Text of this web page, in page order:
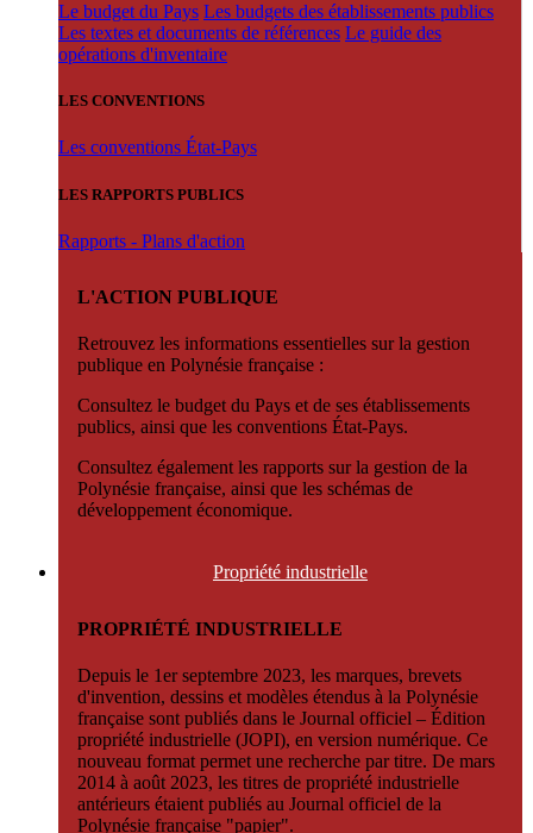
Le budget du Pays Les budgets des établissements publics
Les textes et documents de références Le guide des
opérations d'inventaire
LES CONVENTIONS
Les conventions État-Pays
LES RAPPORTS PUBLICS
Rapports - Plans d'action
L'ACTION PUBLIQUE
Retrouvez les informations essentielles sur la gestion
publique en Polynésie française :
Consultez le budget du Pays et de ses établissements
publics, ainsi que les conventions État-Pays.
Consultez également les rapports sur la gestion de la
Polynésie française, ainsi que les schémas de
développement économique.
Propriété industrielle
PROPRIÉTÉ INDUSTRIELLE
Depuis le 1er septembre 2023, les marques, brevets
d'invention, dessins et modèles étendus à la Polynésie
française sont publiés dans le Journal officiel – Édition
propriété industrielle (JOPI), en version numérique. Ce
nouveau format permet une recherche par titre. De mars
2014 à août 2023, les titres de propriété industrielle
antérieurs étaient publiés au Journal officiel de la
Polynésie française "papier".